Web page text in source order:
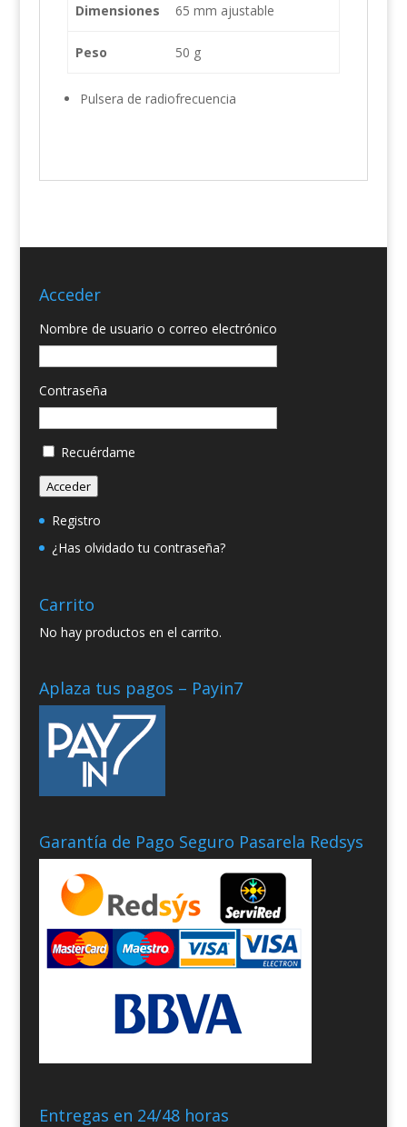
Dimensiones 65 mm ajustable
Peso 50 g
Pulsera de radiofrecuencia
Acceder
Nombre de usuario o correo electrónico
Contraseña
Recuérdame
Acceder
Registro
¿Has olvidado tu contraseña?
Carrito
No hay productos en el carrito.
Aplaza tus pagos – Payin7
Garantía de Pago Seguro Pasarela Redsys
Entregas en 24/48 horas